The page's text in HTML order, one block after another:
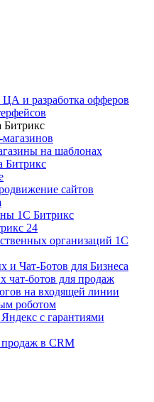
и разработка офферов
Битрикс
магазинов
на шаблонах
Битрикс
сайтов
1С Битрикс
24
организаций 1С
и Чат-Ботов для Бизнеса
чат-ботов для продаж
на входящей линии
роботом
с гарантиями
в CRM